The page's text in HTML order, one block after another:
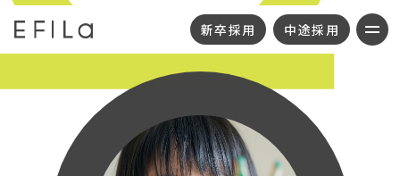
・代表メッセージ
・新卒採用
新卒採用 中途採用